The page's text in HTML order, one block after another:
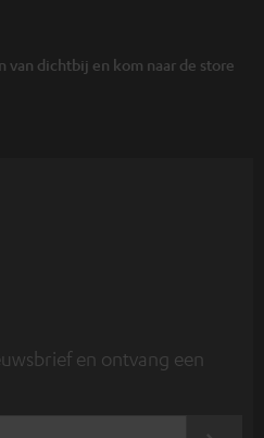
van dichtbij en kom naar de store
en ontvang een